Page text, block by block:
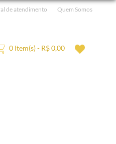
de atendimento Quem Somos
0 Item(s) - R$ 0,00